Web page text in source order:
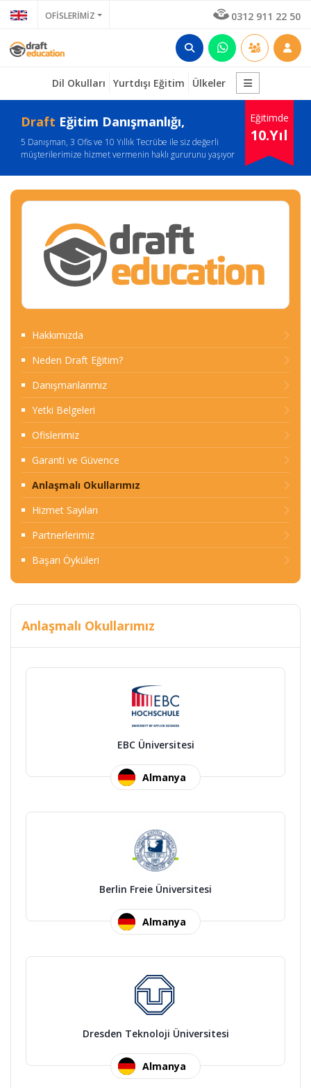
OFİSLERİMİZ 0312 911 22 50
Dil Okulları Yurtdışı Eğitim Ülkeler
Eğitimde
10.Yıl
Draft Eğitim Danışmanlığı,
5 Danışman, 3 Ofis ve 10 Yıllık Tecrübe ile siz değerli
müşterilerimize hizmet vermenin haklı gururunu yaşıyor
Hakkımızda
Neden Draft Eğitim?
Danışmanlarımız
Yetki Belgeleri
Ofislerimiz
Garanti ve Güvence
Anlaşmalı Okullarımız
Hizmet Sayıları
Partnerlerimiz
Başarı Öyküleri
Anlaşmalı Okullarımız
EBC Üniversitesi
Almanya
Berlin Freie Üniversitesi
Almanya
Dresden Teknoloji Üniversitesi
Almanya